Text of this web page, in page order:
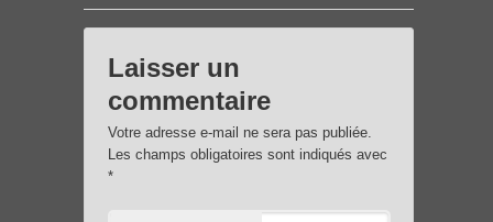
Laisser un
commentaire
Votre adresse e-mail ne sera pas publiée.
Les champs obligatoires sont indiqués avec
*